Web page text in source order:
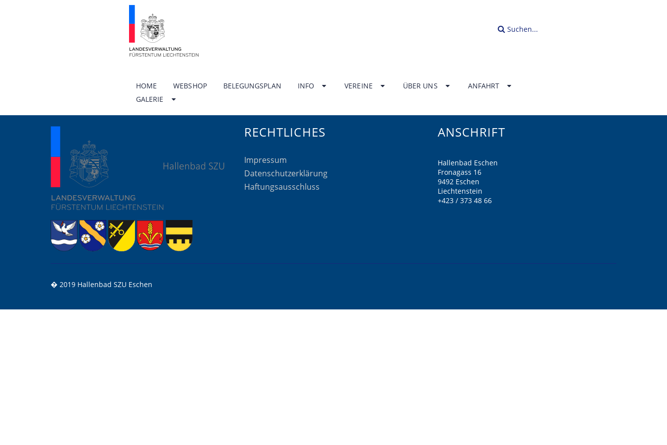
Suchen...
HOME WEBSHOP BELEGUNGSPLAN INFO VEREINE ÜBER UNS
ANFAHRT
GALERIE
RECHTLICHES
Impressum
Datenschutzerklärung
Haftungsausschluss
ANSCHRIFT
Hallenbad Eschen
Fronagass 16
9492 Eschen
Liechtenstein
+423 / 373 48 66
� 2019 Hallenbad SZU Eschen